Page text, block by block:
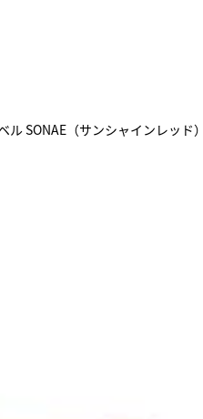
SONAE（サンシャインレッド